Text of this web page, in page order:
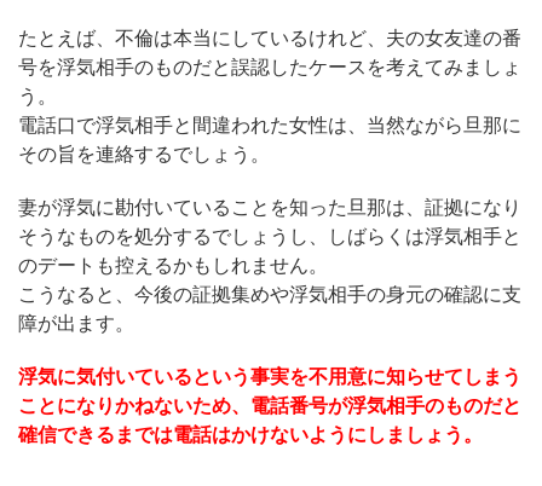
たとえば、不倫は本当にしているけれど、夫の女友達の番
号を浮気相手のものだと誤認したケースを考えてみましょ
う。
電話口で浮気相手と間違われた女性は、当然ながら旦那に
その旨を連絡するでしょう。
妻が浮気に勘付いていることを知った旦那は、証拠になり
そうなものを処分するでしょうし、しばらくは浮気相手と
のデートも控えるかもしれません。
こうなると、今後の証拠集めや浮気相手の身元の確認に支
障が出ます。
浮気に気付いているという事実を不用意に知らせてしまう
ことになりかねないため、電話番号が浮気相手のものだと
確信できるまでは電話はかけないようにしましょう。